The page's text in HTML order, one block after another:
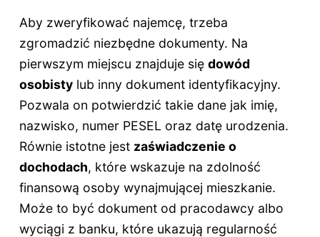
Aby zweryfikować najemcę, trzeba
zgromadzić niezbędne dokumenty. Na
pierwszym miejscu znajduje się dowód
osobistylub inny dokument identyfikacyjny.
Pozwala on potwierdzić takie dane jak imię,
nazwisko, numer PESEL oraz datę urodzenia.
Równie istotne jest zaświadczenie o
dochodach, które wskazuje na zdolność
finansową osoby wynajmującej mieszkanie.
Może to być dokument od pracodawcy albo
wyciągi z banku, które ukazują regularność